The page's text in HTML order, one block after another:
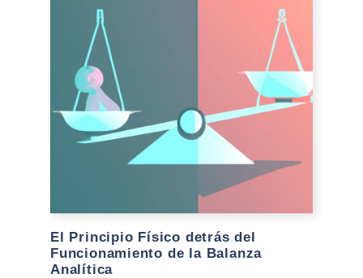
El Principio Físico detrás del
Funcionamiento de la Balanza
Analítica